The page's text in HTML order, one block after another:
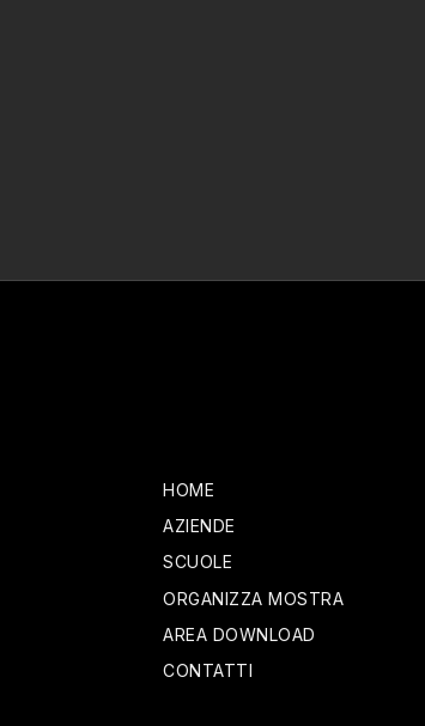
HOME
AZIENDE
SCUOLE
ORGANIZZA MOSTRA
AREA DOWNLOAD
CONTATTI